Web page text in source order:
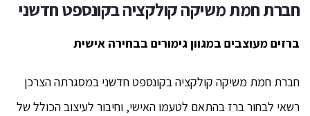
חברת חמת משיקה קולקציה בקונספט חדשני
ברזים מעוצבים במגוון גימורים בבחירה אישית
חברת חמת משיקה קולקציה בקונספט חדשני במסגרתה הצרכן
רשאי לבחור ברז בהתאם לטעמו האישי, וחיבור לעיצוב הכולל של